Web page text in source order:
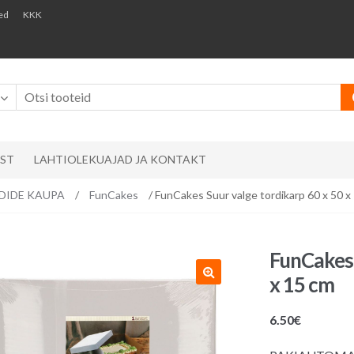
KKK
LAHTIOLEKUAJAD JA KONTAKT
KAUPA / FunCakes / FunCakes Suur valge tordikarp 60 x 50 x
x 15 cm
6.50€